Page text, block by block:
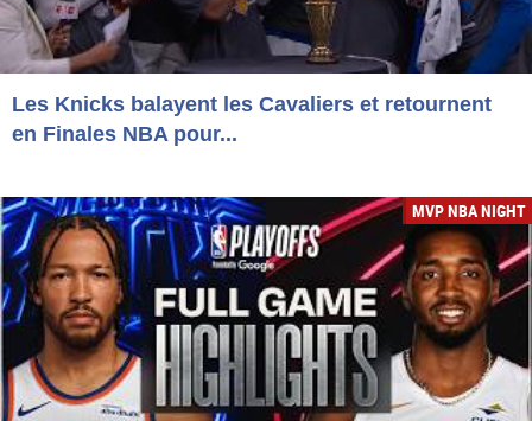
Les Knicks balayent les Cavaliers et retournent
en Finales NBA pour...
MVP NBA NIGHT